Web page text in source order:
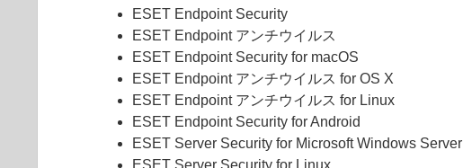
ESET Endpoint Security
ESET Endpoint アンチウイルス
ESET Endpoint Security for macOS
ESET Endpoint アンチウイルス for OS X
ESET Endpoint アンチウイルス for Linux
ESET Endpoint Security for Android
ESET Server Security for Microsoft Windows Server
ESET Server Security for Linux